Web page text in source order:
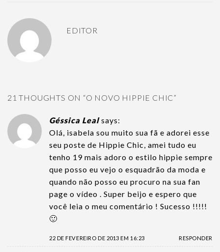
EDITOR
21 THOUGHTS ON “O NOVO HIPPIE CHIC”
Géssica Leal says:
Olá, isabela sou muito sua fã e adorei esse
seu poste de Hippie Chic, amei tudo eu
tenho 19 mais adoro o estilo hippie sempre
que posso eu vejo o esquadrão da moda e
quando não posso eu procuro na sua fan
page o vídeo . Super beijo e espero que
você leia o meu comentário ! Sucesso !!!!!
🙂
22 DE FEVEREIRO DE 2013 EM 16:23 RESPONDER